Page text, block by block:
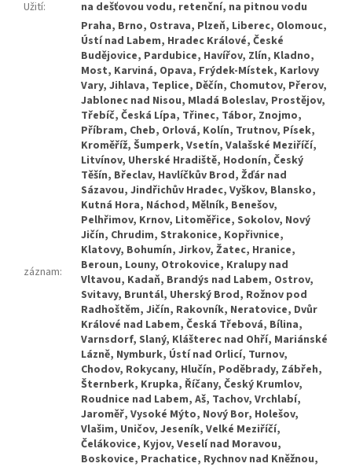
Užití: na dešťovou vodu, retenční, na pitnou vodu
záznam:
Praha, Brno, Ostrava, Plzeň, Liberec, Olomouc, Ústí nad Labem, Hradec Králové, České Budějovice, Pardubice, Havířov, Zlín, Kladno, Most, Karviná, Opava, Frýdek-Místek, Karlovy Vary, Jihlava, Teplice, Děčín, Chomutov, Přerov, Jablonec nad Nisou, Mladá Boleslav, Prostějov, Třebíč, Česká Lípa, Třinec, Tábor, Znojmo, Příbram, Cheb, Orlová, Kolín, Trutnov, Písek, Kroměříž, Šumperk, Vsetín, Valašské Meziříčí, Litvínov, Uherské Hradiště, Hodonín, Český Těšín, Břeclav, Havlíčkův Brod, Žďár nad Sázavou, Jindřichův Hradec, Vyškov, Blansko, Kutná Hora, Náchod, Mělník, Benešov, Pelhřimov, Krnov, Litoměřice, Sokolov, Nový Jičín, Chrudim, Strakonice, Kopřivnice, Klatovy, Bohumín, Jirkov, Žatec, Hranice, Beroun, Louny, Otrokovice, Kralupy nad Vltavou, Kadaň, Brandýs nad Labem, Ostrov, Svitavy, Bruntál, Uherský Brod, Rožnov pod Radhoštěm, Jičín, Rakovník, Neratovice, Dvůr Králové nad Labem, Česká Třebová, Bílina, Varnsdorf, Slaný, Klášterec nad Ohří, Mariánské Lázně, Nymburk, Ústí nad Orlicí, Turnov, Chodov, Rokycany, Hlučín, Poděbrady, Zábřeh, Šternberk, Krupka, Říčany, Český Krumlov, Roudnice nad Labem, Aš, Tachov, Vrchlabí, Jaroměř, Vysoké Mýto, Nový Bor, Holešov, Vlašim,